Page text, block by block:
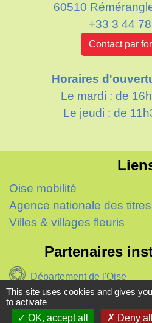
60510
+33 3 44
Contact par
Horaires
Le mardi : de
Le jeudi : de
Oise mobilité
Agence nationale des
Villes & villages fleuris
Partenaires
Département de l'Oise
Région Hauts-de-France
This site uses cookies and gives
to activate
OK, accept all
Deny